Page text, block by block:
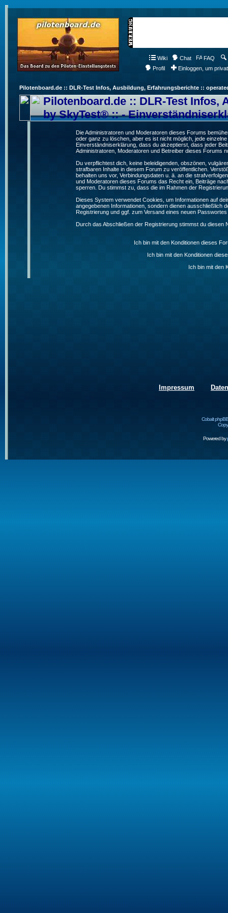
Wiki Chat FAQ
Profil
Einloggen, um
Pilotenboard.de :: DLR-Test Infos, Ausbildung, Erfahrungsberichte ::
Pilotenboard.de :: DLR-Test
by SkyTest® :: -
Die Administratoren und Moderatoren dieses Forums
oder ganz zu löschen, aber es ist nicht möglich, jede
Einverständniserklärung, dass du akzeptierst, dass jeder
Administratoren, Moderatoren und Betreiber dieses Forums
Du verpflichtest dich, keine beleidigenden, obszönen,
strafbaren Inhalte in diesem Forum zu veröffentlichen.
behalten uns vor, Verbindungsdaten u. ä. an die
und Moderatoren dieses Forums das Recht ein, Beiträge
sperren. Du stimmst zu, dass die im Rahmen der
Dieses System verwendet Cookies, um Informationen auf
angegebenen Informationen, sondern dienen ausschließlich
Registrierung und ggf. zum Versand eines neuen
Durch das Abschließen der Registrierung stimmst du diesen
Ich bin mit den Konditionen dieses
Ich bin mit den Konditionen
Ich bin mit den
Impressum
Cobalt
Powered by